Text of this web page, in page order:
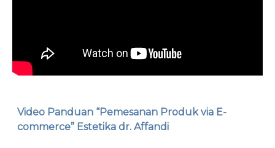
Video Panduan “Pemesanan Produk via E-
commerce” Estetika dr. Affandi